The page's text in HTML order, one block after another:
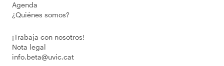
Agenda
¿Quiénes somos?
¡Trabaja con nosotros!
Nota legal
info.beta@uvic.cat